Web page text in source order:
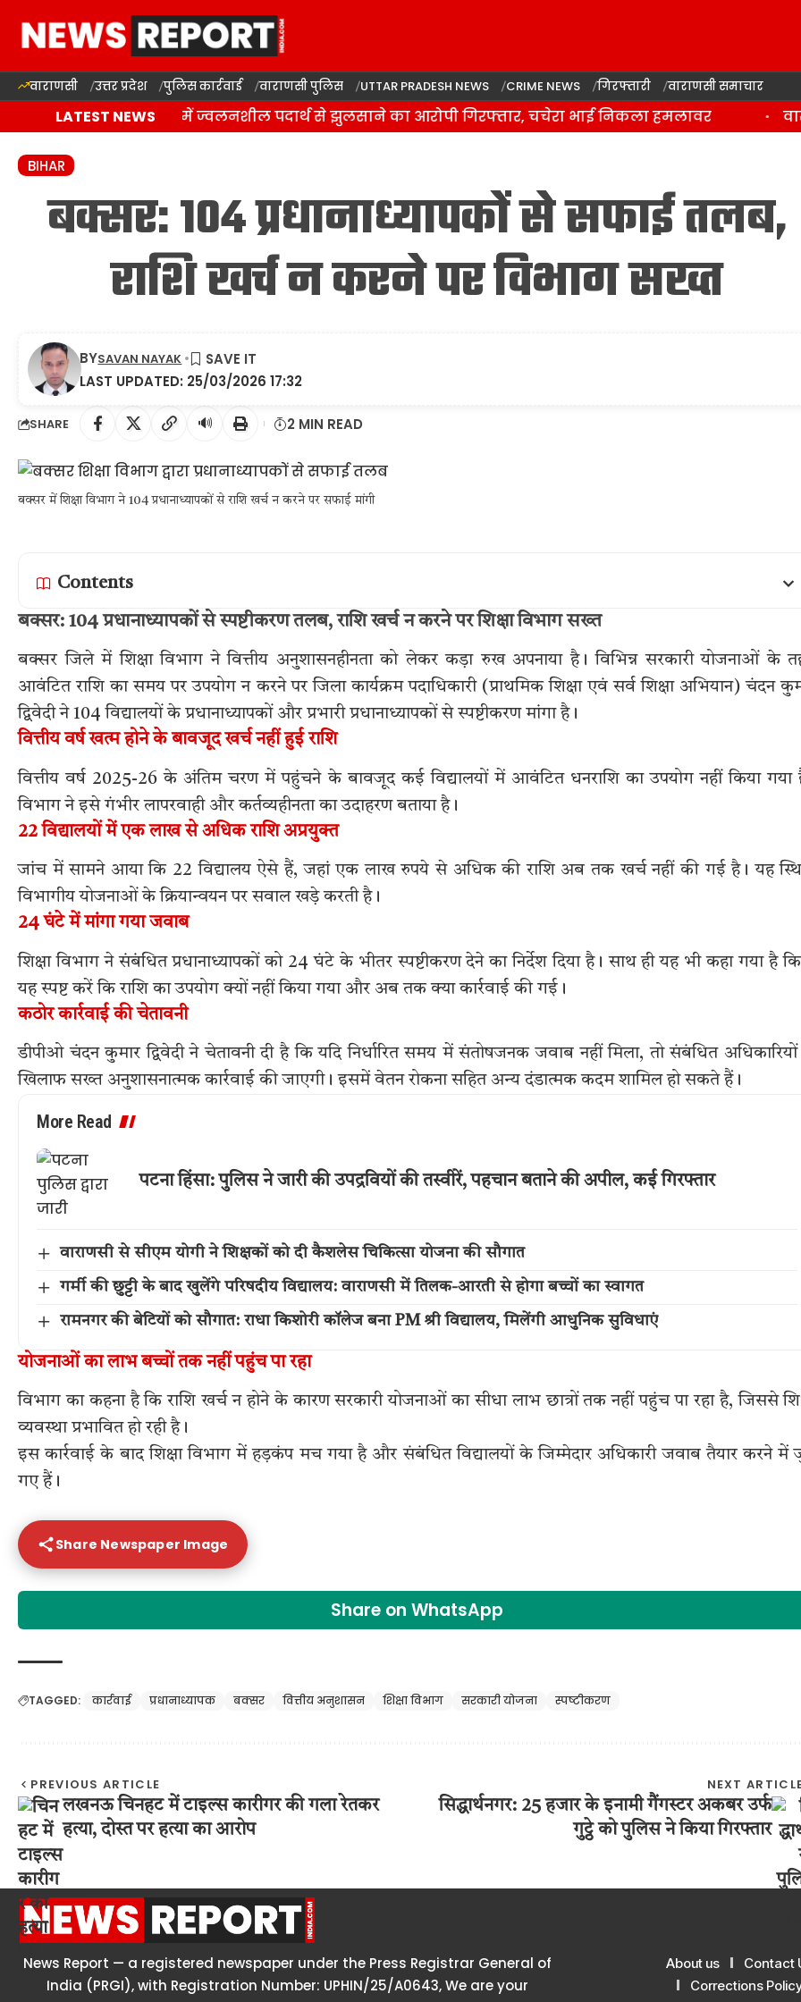
वाराणसी उत्तर प्रदेश पुलिस कार्रवाई वाराणसी पुलिस UTTAR PRADESH NEWS CRIME NEWS गिरफ्तारी वाराणसी समाचार
LATEST NEWS
वाराणसी: राजातालाब में ज्वलनशील पदार्थ से झुलसाने का आरोपी गिरफ्तार, चचेरा भाई निकला हमलावर
BIHAR
बक्सर: 104 प्रधानाध्यापकों से सफाई तलब,
राशि खर्च न करने पर विभाग सख्त
LAST UPDATED: 25/03/2026 17:32
BYSAVAN NAYAK
SHARE 🔊 2 MIN READ
बक्सर में शिक्षा विभाग ने 104 प्रधानाध्यापकों से राशि खर्च न करने पर सफाई मांगी
Contents
बक्सर: 104 प्रधानाध्यापकों से स्पष्टीकरण तलब, राशि खर्च न करने पर शिक्षा विभाग सख्त
बक्सर जिले में शिक्षा विभाग ने वित्तीय अनुशासनहीनता को लेकर कड़ा रुख अपनाया है। विभिन्न सरकारी योजनाओं के
आवंटित राशि का समय पर उपयोग न करने पर जिला कार्यक्रम पदाधिकारी (प्राथमिक शिक्षा एवं सर्व शिक्षा अभियान) चंदन
द्विवेदी ने 104 विद्यालयों के प्रधानाध्यापकों और प्रभारी प्रधानाध्यापकों से स्पष्टीकरण मांगा है।
वित्तीय वर्ष खत्म होने के बावजूद खर्च नहीं हुई राशि
वित्तीय वर्ष 2025-26 के अंतिम चरण में पहुंचने के बावजूद कई विद्यालयों में आवंटित धनराशि का उपयोग नहीं किया गया
विभाग ने इसे गंभीर लापरवाही और कर्तव्यहीनता का उदाहरण बताया है।
22 विद्यालयों में एक लाख से अधिक राशि अप्रयुक्त
जांच में सामने आया कि 22 विद्यालय ऐसे हैं, जहां एक लाख रुपये से अधिक की राशि अब तक खर्च नहीं की गई है। यह
विभागीय योजनाओं के क्रियान्वयन पर सवाल खड़े करती है।
24 घंटे में मांगा गया जवाब
शिक्षा विभाग ने संबंधित प्रधानाध्यापकों को 24 घंटे के भीतर स्पष्टीकरण देने का निर्देश दिया है। साथ ही यह भी कहा गया है
यह स्पष्ट करें कि राशि का उपयोग क्यों नहीं किया गया और अब तक क्या कार्रवाई की गई।
कठोर कार्रवाई की चेतावनी
डीपीओ चंदन कुमार द्विवेदी ने चेतावनी दी है कि यदि निर्धारित समय में संतोषजनक जवाब नहीं मिला, तो संबंधित
खिलाफ सख्त अनुशासनात्मक कार्रवाई की जाएगी। इसमें वेतन रोकना सहित अन्य दंडात्मक कदम शामिल हो सकते हैं।
More Read
पटना हिंसा: पुलिस ने जारी की उपद्रवियों की तस्वीरें, पहचान बताने की अपील, कई गिरफ्तार
वाराणसी से सीएम योगी ने शिक्षकों को दी कैशलेस चिकित्सा योजना की सौगात
गर्मी की छुट्टी के बाद खुलेंगे परिषदीय विद्यालय: वाराणसी में तिलक-आरती से होगा बच्चों का स्वागत
रामनगर की बेटियों को सौगात: राधा किशोरी कॉलेज बना PM श्री विद्यालय, मिलेंगी आधुनिक सुविधाएं
योजनाओं का लाभ बच्चों तक नहीं पहुंच पा रहा
विभाग का कहना है कि राशि खर्च न होने के कारण सरकारी योजनाओं का सीधा लाभ छात्रों तक नहीं पहुंच पा रहा है, जिससे
व्यवस्था प्रभावित हो रही है।
इस कार्रवाई के बाद शिक्षा विभाग में हड़कंप मच गया है और संबंधित विद्यालयों के जिम्मेदार अधिकारी जवाब तैयार करने में
गए हैं।
Share Newspaper Image
Share on WhatsApp
TAGGED: कार्रवाई प्रधानाध्यापक बक्सर वित्तीय अनुशासन शिक्षा विभाग सरकारी योजना स्पष्टीकरण
PREVIOUS ARTICLE
लखनऊ चिनहट में टाइल्स कारीगर की गला रेतकर
हत्या, दोस्त पर हत्या का आरोप
NEXT
सिद्धार्थनगर: 25 हजार के इनामी गैंगस्टर अकबर उर्फ
गुट्ठे को पुलिस ने किया गिरफ्तार
News Report — a registered newspaper under the Press Registrar General of
India (PRGI), with Registration Number: UPHIN/25/A0643, We are your
About us Contact
Corrections